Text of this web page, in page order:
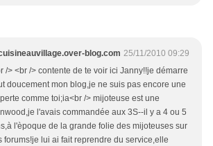
blog.com 25/11/2010 09:29
/> <br /> contente de te voir ici Janny!!je démarre
doucement mon blog,je ne suis pas encore une
comme toi;ia<br /> mijoteuse est une
l'avais commandée aux 3S--il y a 4 ou 5
l'èpoque de la grande folie des mijoteuses sur
forums!je lui ai fait reprendre du service,elle